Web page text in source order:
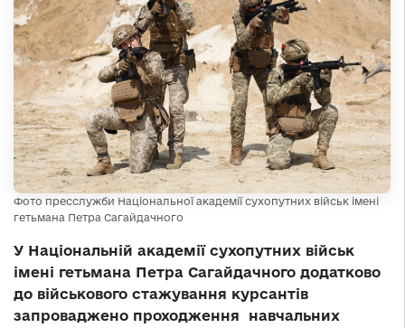
Фото пресслужби Національної академії сухопутних військ імені
гетьмана Петра Сагайдачного
У Національній академії сухопутних військ
імені гетьмана Петра Сагайдачного додатково
до військового стажування курсантів
запроваджено проходження навчальних